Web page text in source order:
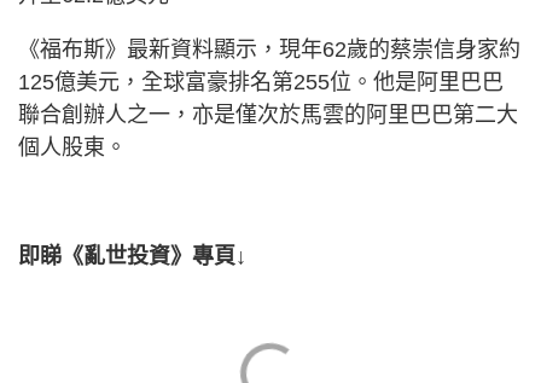
《福布斯》最新資料顯示，現年62歲的蔡崇信身家約
125億美元，全球富豪排名第255位。他是阿里巴巴
聯合創辦人之一，亦是僅次於馬雲的阿里巴巴第二大
個人股東。
即睇《亂世投資》專頁↓